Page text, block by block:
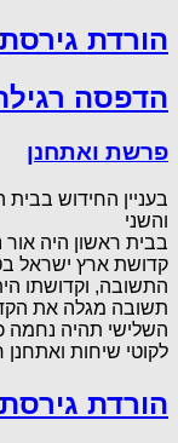
הורדת
הדפסה
פרשת ואתחנן
בעניין החידוש
והשני
בבית ראשון היה
קדושת ארץ ישראל
התשובה, וקדושתו
תשובה מגלה את
השלישי תהיה נחמה
לקוטי שיחות
הורדת